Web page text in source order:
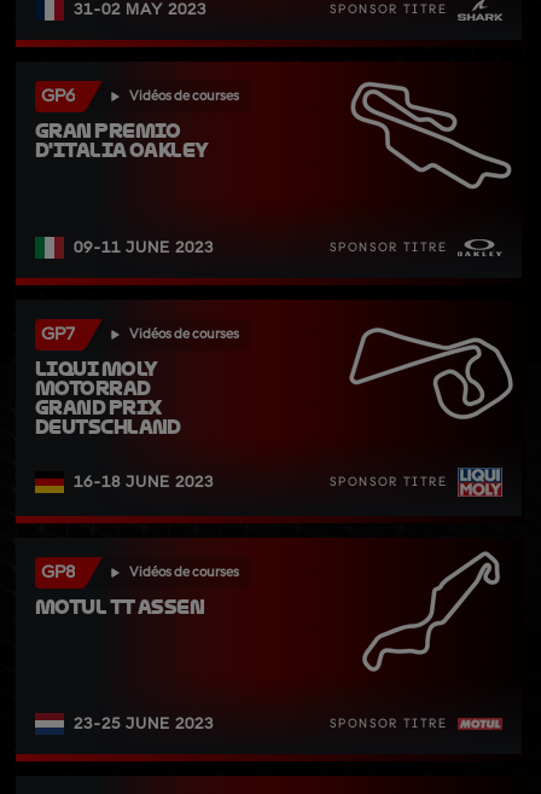
31-02 MAY 2023 SPONSOR TITRE
GP6 Vidéos de courses
Gran Premio
d'Italia Oakley
09-11 JUNE 2023 SPONSOR TITRE
GP7 Vidéos de courses
Liqui Moly
Motorrad
Grand Prix
Deutschland
16-18 JUNE 2023 SPONSOR TITRE
GP8 Vidéos de courses
Motul TT Assen
23-25 JUNE 2023 SPONSOR TITRE